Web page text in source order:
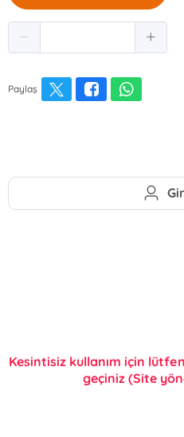
Paylaş
Kesintisiz kullanım için
geçiniz (Site